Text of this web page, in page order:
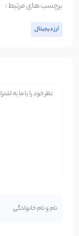
برچسب های مرتبط :
ارز دیجیتال